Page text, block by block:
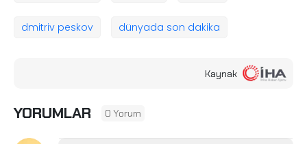
dmitriv peskov dünyada son dakika
Kaynak
YORUMLAR 0 Yorum